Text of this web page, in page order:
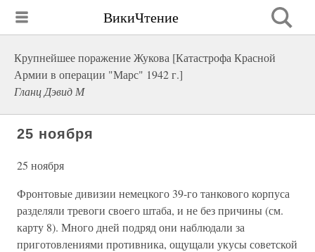
ВикиЧтение
Крупнейшее поражение Жукова [Катастрофа Красной
Армии в операции "Марс" 1942 г.]
Гланц Дэвид М
25 ноября
25 ноября
Фронтовые дивизии немецкого 39-го танкового корпуса
разделяли тревоги своего штаба, и не без причины (см.
карту 8). Много дней подряд они наблюдали за
приготовлениями противника, ощущали укусы советской